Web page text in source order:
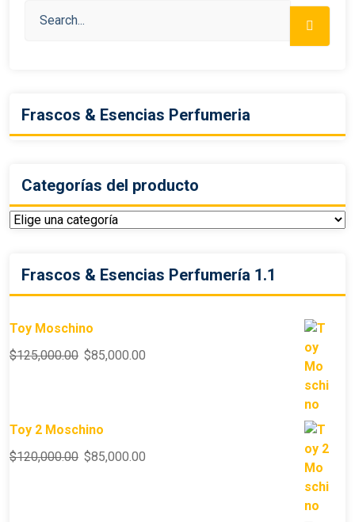
Frascos & Esencias Perfumeria
Categorías del producto
Frascos & Esencias Perfumería 1.1
Toy Moschino
$125,000.00 $85,000.00
Toy 2 Moschino
$120,000.00 $85,000.00